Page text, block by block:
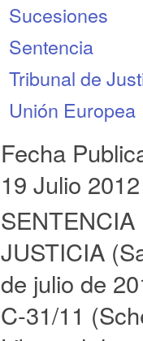
Sucesiones
Sentencia
Tribunal de
Unión Europea
Fecha
19 Julio 2012
JUSTICIA
de julio de
C‑31/11